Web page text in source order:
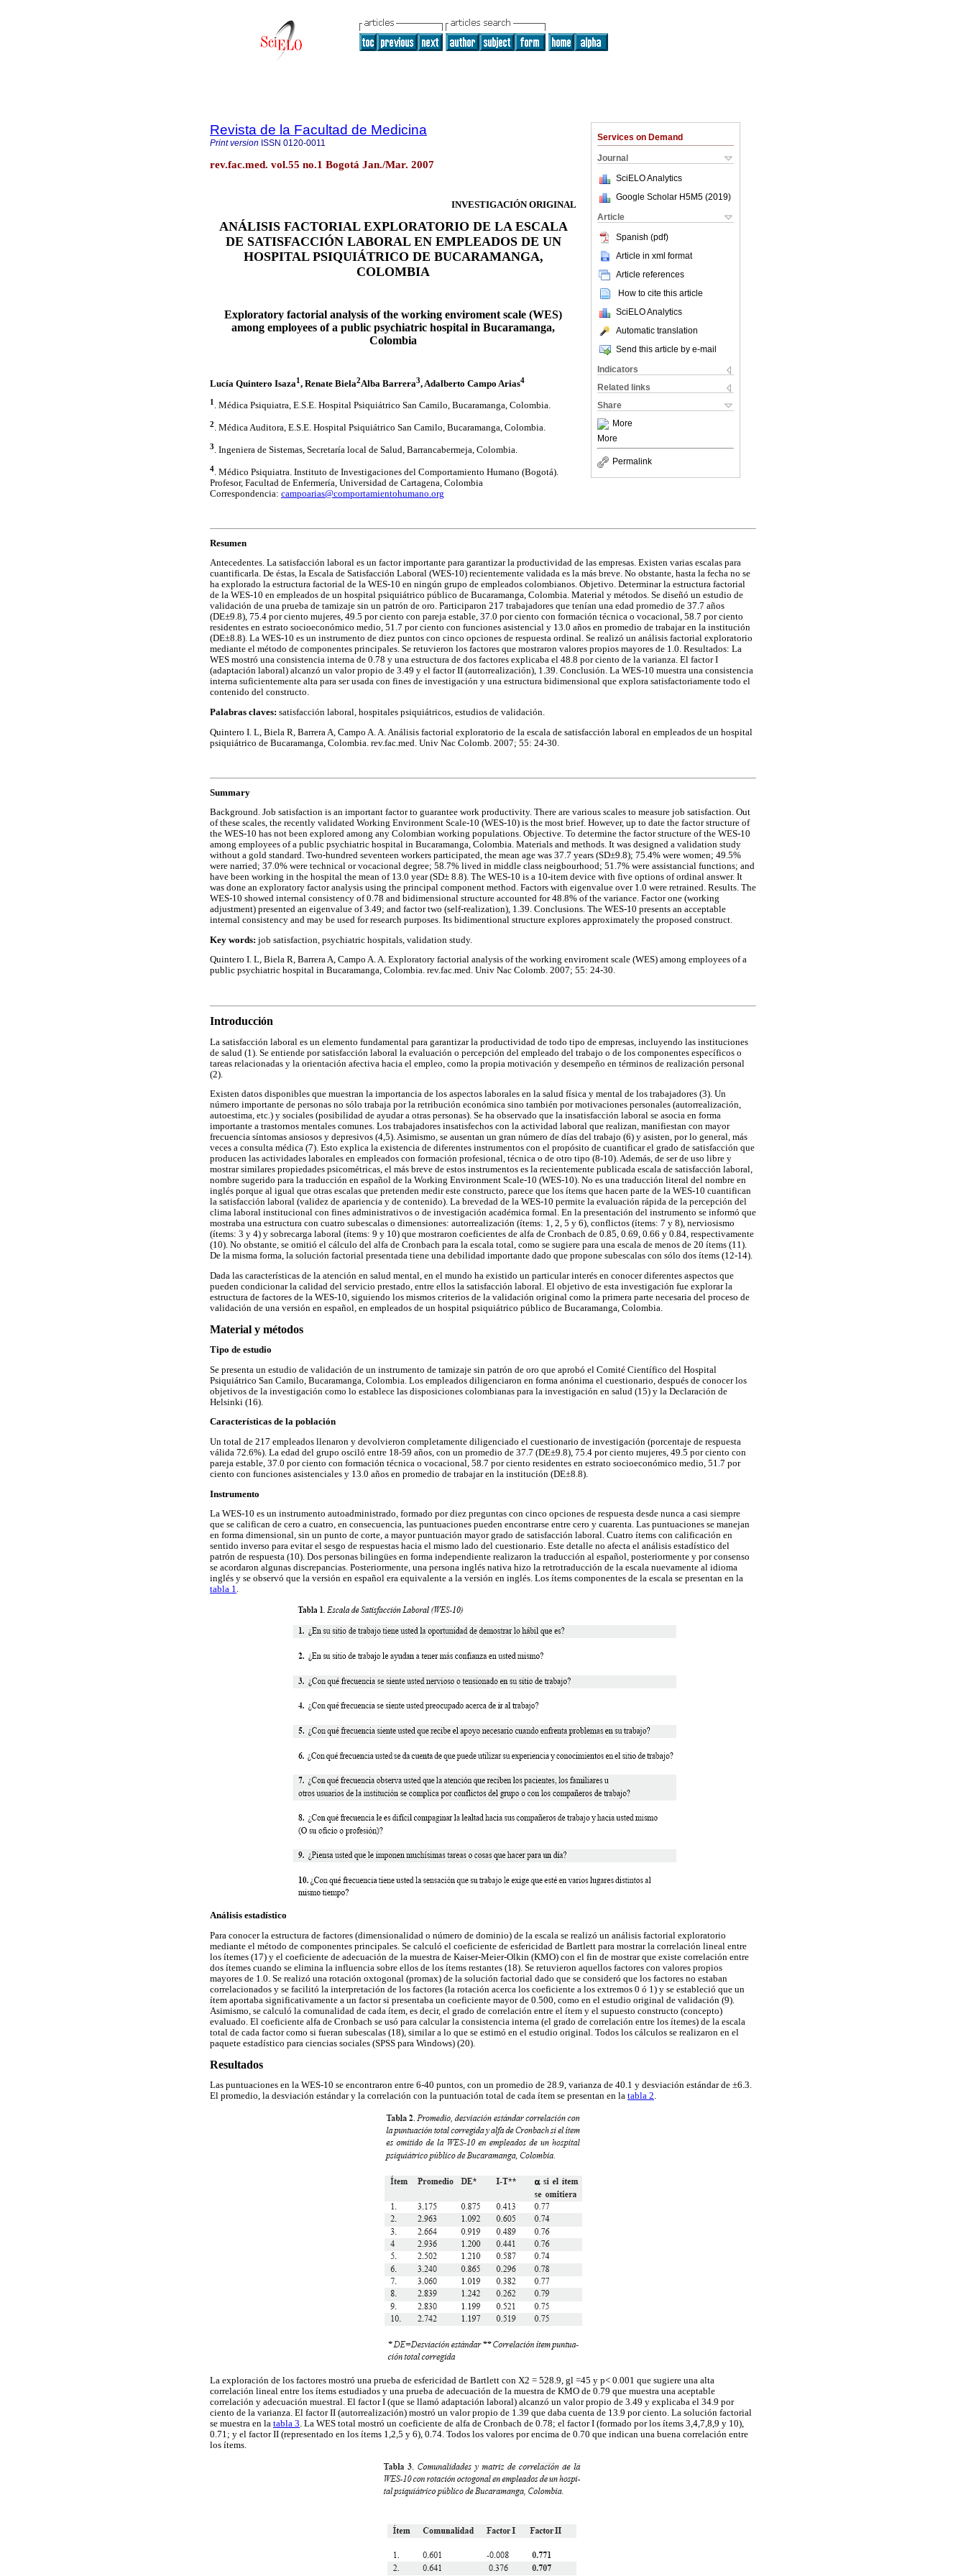
Services on Demand
Journal
SciELO Analytics
Google Scholar H5M5 (2019)
Article
Spanish (pdf)
Article in xml format
Article references
How to cite this article
SciELO Analytics
Automatic translation
Send this article by e-mail
Indicators
Related links
Share
More
More
Permalink
Revista de la Facultad de Medicina
Print version ISSN 0120-0011
rev.fac.med. vol.55 no.1 Bogotá Jan./Mar. 2007
INVESTIGACIÓN ORIGINAL
ANÁLISIS FACTORIAL EXPLORATORIO DE LA ESCALA
DE SATISFACCIÓN LABORAL EN EMPLEADOS DE UN
HOSPITAL PSIQUIÁTRICO DE BUCARAMANGA,
COLOMBIA
Exploratory factorial analysis of the working enviroment scale (WES)
among employees of a public psychiatric hospital in Bucaramanga,
Colombia
Lucía Quintero Isaza1 , Renate Biela2Alba Barrera3, Adalberto Campo Arias4
1. Médica Psiquiatra, E.S.E. Hospital Psiquiátrico San Camilo, Bucaramanga, Colombia.
2. Médica Auditora, E.S.E. Hospital Psiquiátrico San Camilo, Bucaramanga, Colombia.
3. Ingeniera de Sistemas, Secretaría local de Salud, Barrancabermeja, Colombia.
4. Médico Psiquiatra. Instituto de Investigaciones del Comportamiento Humano (Bogotá).
Profesor, Facultad de Enfermería, Universidad de Cartagena, Colombia
Correspondencia: campoarias@comportamientohumano.org
Resumen
Antecedentes. La satisfacción laboral es un factor importante para garantizar la productividad de las empresas. Existen varias escalas para
cuantificarla. De éstas, la Escala de Satisfacción Laboral (WES-10) recientemente validada es la más breve. No obstante, hasta la fecha no se
ha explorado la estructura factorial de la WES-10 en ningún grupo de empleados colombianos. Objetivo. Determinar la estructura factorial
de la WES-10 en empleados de un hospital psiquiátrico público de Bucaramanga, Colombia. Material y métodos. Se diseñó un estudio de
validación de una prueba de tamizaje sin un patrón de oro. Participaron 217 trabajadores que tenían una edad promedio de 37.7 años
(DE±9.8), 75.4 por ciento mujeres, 49.5 por ciento con pareja estable, 37.0 por ciento con formación técnica o vocacional, 58.7 por ciento
residentes en estrato socioeconómico medio, 51.7 por ciento con funciones asistencial y 13.0 años en promedio de trabajar en la institución
(DE±8.8). La WES-10 es un instrumento de diez puntos con cinco opciones de respuesta ordinal. Se realizó un análisis factorial exploratorio
mediante el método de componentes principales. Se retuvieron los factores que mostraron valores propios mayores de 1.0. Resultados: La
WES mostró una consistencia interna de 0.78 y una estructura de dos factores explicaba el 48.8 por ciento de la varianza. El factor I
(adaptación laboral) alcanzó un valor propio de 3.49 y el factor II (autorrealización), 1.39. Conclusión. La WES-10 muestra una consistencia
interna suficientemente alta para ser usada con fines de investigación y una estructura bidimensional que explora satisfactoriamente todo el
contenido del constructo.
Palabras claves: satisfacción laboral, hospitales psiquiátricos, estudios de validación.
Quintero I. L, Biela R, Barrera A, Campo A. A. Análisis factorial exploratorio de la escala de satisfacción laboral en empleados de un hospital
psiquiátrico de Bucaramanga, Colombia. rev.fac.med. Univ Nac Colomb. 2007; 55: 24-30.
Summary
Background. Job satisfaction is an important factor to guarantee work productivity. There are various scales to measure job satisfaction. Out
of these scales, the recently validated Working Environment Scale-10 (WES-10) is the most brief. However, up to date the factor structure of
the WES-10 has not been explored among any Colombian working populations. Objective. To determine the factor structure of the WES-10
among employees of a public psychiatric hospital in Bucaramanga, Colombia. Materials and methods. It was designed a validation study
without a gold standard. Two-hundred seventeen workers participated, the mean age was 37.7 years (SD±9.8); 75.4% were women; 49.5%
were narried; 37.0% were technical or vocacional degree; 58.7% lived in middle class neigbourhood; 51.7% were assistancial functions; and
have been working in the hospital the mean of 13.0 year (SD± 8.8). The WES-10 is a 10-item device with five options of ordinal answer. It
was done an exploratory factor analysis using the principal component method. Factors with eigenvalue over 1.0 were retrained. Results. The
WES-10 showed internal consistency of 0.78 and bidimensional structure accounted for 48.8% of the variance. Factor one (working
adjustment) presented an eigenvalue of 3.49; and factor two (self-realization), 1.39. Conclusions. The WES-10 presents an acceptable
internal consistency and may be used for research purposes. Its bidimentional structure explores approximately the proposed construct.
Key words: job satisfaction, psychiatric hospitals, validation study.
Quintero I. L, Biela R, Barrera A, Campo A. A. Exploratory factorial analysis of the working enviroment scale (WES) among employees of a
public psychiatric hospital in Bucaramanga, Colombia. rev.fac.med. Univ Nac Colomb. 2007; 55: 24-30.
Introducción
La satisfacción laboral es un elemento fundamental para garantizar la productividad de todo tipo de empresas, incluyendo las instituciones
de salud (1). Se entiende por satisfacción laboral la evaluación o percepción del empleado del trabajo o de los componentes específicos o
tareas relacionadas y la orientación afectiva hacia el empleo, como la propia motivación y desempeño en términos de realización personal
(2).
Existen datos disponibles que muestran la importancia de los aspectos laborales en la salud física y mental de los trabajadores (3). Un
número importante de personas no sólo trabaja por la retribución económica sino también por motivaciones personales (autorrealización,
autoestima, etc.) y sociales (posibilidad de ayudar a otras personas). Se ha observado que la insatisfacción laboral se asocia en forma
importante a trastornos mentales comunes. Los trabajadores insatisfechos con la actividad laboral que realizan, manifiestan con mayor
frecuencia síntomas ansiosos y depresivos (4,5). Asimismo, se ausentan un gran número de días del trabajo (6) y asisten, por lo general, más
veces a consulta médica (7). Esto explica la existencia de diferentes instrumentos con el propósito de cuantificar el grado de satisfacción que
producen las actividades laborales en empleados con formación profesional, técnica o de otro tipo (8-10). Además, de ser de uso libre y
mostrar similares propiedades psicométricas, el más breve de estos instrumentos es la recientemente publicada escala de satisfacción laboral,
nombre sugerido para la traducción en español de la Working Environment Scale-10 (WES-10). No es una traducción literal del nombre en
inglés porque al igual que otras escalas que pretenden medir este constructo, parece que los ítems que hacen parte de la WES-10 cuantifican
la satisfacción laboral (validez de apariencia y de contenido). La brevedad de la WES-10 permite la evaluación rápida de la percepción del
clima laboral institucional con fines administrativos o de investigación académica formal. En la presentación del instrumento se informó que
mostraba una estructura con cuatro subescalas o dimensiones: autorrealización (ítems: 1, 2, 5 y 6), conflictos (ítems: 7 y 8), nerviosismo
(ítems: 3 y 4) y sobrecarga laboral (ítems: 9 y 10) que mostraron coeficientes de alfa de Cronbach de 0.85, 0.69, 0.66 y 0.84, respectivamente
(10). No obstante, se omitió el cálculo del alfa de Cronbach para la escala total, como se sugiere para una escala de menos de 20 ítems (11).
De la misma forma, la solución factorial presentada tiene una debilidad importante dado que propone subescalas con sólo dos ítems (12-14).
Dada las características de la atención en salud mental, en el mundo ha existido un particular interés en conocer diferentes aspectos que
pueden condicionar la calidad del servicio prestado, entre ellos la satisfacción laboral. El objetivo de esta investigación fue explorar la
estructura de factores de la WES-10, siguiendo los mismos criterios de la validación original como la primera parte necesaria del proceso de
validación de una versión en español, en empleados de un hospital psiquiátrico público de Bucaramanga, Colombia.
Material y métodos
Tipo de estudio
Se presenta un estudio de validación de un instrumento de tamizaje sin patrón de oro que aprobó el Comité Científico del Hospital
Psiquiátrico San Camilo, Bucaramanga, Colombia. Los empleados diligenciaron en forma anónima el cuestionario, después de conocer los
objetivos de la investigación como lo establece las disposiciones colombianas para la investigación en salud (15) y la Declaración de
Helsinki (16).
Características de la población
Un total de 217 empleados llenaron y devolvieron completamente diligenciado el cuestionario de investigación (porcentaje de respuesta
válida 72.6%). La edad del grupo osciló entre 18-59 años, con un promedio de 37.7 (DE±9.8), 75.4 por ciento mujeres, 49.5 por ciento con
pareja estable, 37.0 por ciento con formación técnica o vocacional, 58.7 por ciento residentes en estrato socioeconómico medio, 51.7 por
ciento con funciones asistenciales y 13.0 años en promedio de trabajar en la institución (DE±8.8).
Instrumento
La WES-10 es un instrumento autoadministrado, formado por diez preguntas con cinco opciones de respuesta desde nunca a casi siempre
que se califican de cero a cuatro, en consecuencia, las puntuaciones pueden encontrarse entre cero y cuarenta. Las puntuaciones se manejan
en forma dimensional, sin un punto de corte, a mayor puntuación mayor grado de satisfacción laboral. Cuatro ítems con calificación en
sentido inverso para evitar el sesgo de respuestas hacia el mismo lado del cuestionario. Este detalle no afecta el análisis estadístico del
patrón de respuesta (10). Dos personas bilingües en forma independiente realizaron la traducción al español, posteriormente y por consenso
se acordaron algunas discrepancias. Posteriormente, una persona inglés nativa hizo la retrotraducción de la escala nuevamente al idioma
inglés y se observó que la versión en español era equivalente a la versión en inglés. Los ítems componentes de la escala se presentan en la
tabla 1.
Análisis estadístico
Para conocer la estructura de factores (dimensionalidad o número de dominio) de la escala se realizó un análisis factorial exploratorio
mediante el método de componentes principales. Se calculó el coeficiente de esfericidad de Bartlett para mostrar la correlación lineal entre
los ítemes (17) y el coeficiente de adecuación de la muestra de Kaiser-Meier-Olkin (KMO) con el fin de mostrar que existe correlación entre
dos ítemes cuando se elimina la influencia sobre ellos de los ítems restantes (18). Se retuvieron aquellos factores con valores propios
mayores de 1.0. Se realizó una rotación oxtogonal (promax) de la solución factorial dado que se consideró que los factores no estaban
correlacionados y se facilitó la interpretación de los factores (la rotación acerca los coeficiente a los extremos 0 ó 1) y se estableció que un
ítem aportaba significativamente a un factor si presentaba un coeficiente mayor de 0.500, como en el estudio original de validación (9).
Asimismo, se calculó la comunalidad de cada ítem, es decir, el grado de correlación entre el ítem y el supuesto constructo (concepto)
evaluado. El coeficiente alfa de Cronbach se usó para calcular la consistencia interna (el grado de correlación entre los ítemes) de la escala
total de cada factor como si fueran subescalas (18), similar a lo que se estimó en el estudio original. Todos los cálculos se realizaron en el
paquete estadístico para ciencias sociales (SPSS para Windows) (20).
Resultados
Las puntuaciones en la WES-10 se encontraron entre 6-40 puntos, con un promedio de 28.9, varianza de 40.1 y desviación estándar de ±6.3.
El promedio, la desviación estándar y la correlación con la puntuación total de cada ítem se presentan en la tabla 2.
La exploración de los factores mostró una prueba de esfericidad de Bartlett con X2 = 528.9, gl =45 y p< 0.001 que sugiere una alta
correlación lineal entre los ítems estudiados y una prueba de adecuación de la muestra de KMO de 0.79 que muestra una aceptable
correlación y adecuación muestral. El factor I (que se llamó adaptación laboral) alcanzó un valor propio de 3.49 y explicaba el 34.9 por
ciento de la varianza. El factor II (autorrealización) mostró un valor propio de 1.39 que daba cuenta de 13.9 por ciento. La solución factorial
se muestra en la tabla 3 . La WES total mostró un coeficiente de alfa de Cronbach de 0.78; el factor I (formado por los ítems 3,4,7,8,9 y 10),
0.71; y el factor II (representado en los ítems 1,2,5 y 6), 0.74. Todos los valores por encima de 0.70 que indican una buena correlación entre
los ítems.